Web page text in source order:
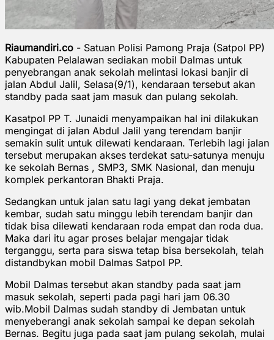
Riaumandiri.co - Satuan Polisi Pamong Praja (Satpol PP)
Kabupaten Pelalawan sediakan mobil Dalmas untuk
penyebrangan anak sekolah melintasi lokasi banjir di
jalan Abdul Jalil, Selasa(9/1), kendaraan tersebut akan
standby pada saat jam masuk dan pulang sekolah.
Kasatpol PP T. Junaidi menyampaikan hal ini dilakukan
mengingat di jalan Abdul Jalil yang terendam banjir
semakin sulit untuk dilewati kendaraan. Terlebih lagi jalan
tersebut merupakan akses terdekat satu-satunya menuju
ke sekolah Bernas , SMP3, SMK Nasional, dan menuju
komplek perkantoran Bhakti Praja.
Sedangkan untuk jalan satu lagi yang dekat jembatan
kembar, sudah satu minggu lebih terendam banjir dan
tidak bisa dilewati kendaraan roda empat dan roda dua.
Maka dari itu agar proses belajar mengajar tidak
terganggu, serta para siswa tetap bisa bersekolah, telah
distandbykan mobil Dalmas Satpol PP.
Mobil Dalmas tersebut akan standby pada saat jam
masuk sekolah, seperti pada pagi hari jam 06.30
wib.Mobil Dalmas sudah standby di Jembatan untuk
menyeberangi anak sekolah sampai ke depan sekolah
Bernas. Begitu juga pada saat jam pulang sekolah, mulai